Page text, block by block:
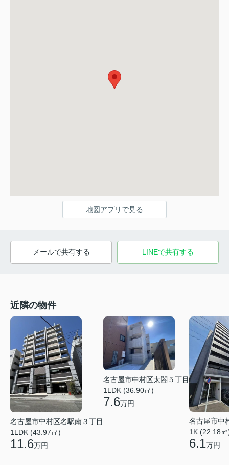
地図アプリで見る
メールで共有する LINEで共有する
近隣の物件
名古屋市中村区名駅南３丁目
1LDK (43.97㎡)
11.6万円
名古屋市中村区太閤５丁目
1LDK (36.90㎡)
7.6万円
名古屋市中
1K (22.18
6.1万円